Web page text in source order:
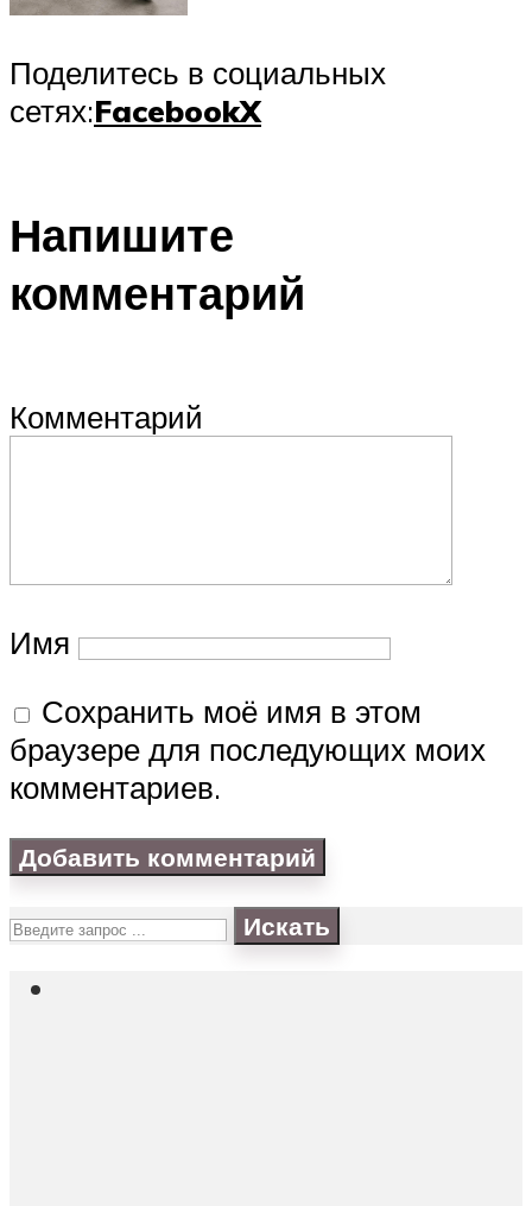
Поделитесь в социальных
сетях:FacebookX
Напишите
комментарий
Комментарий
Имя
Сохранить моё имя в этом
браузере для последующих моих
комментариев.
Искать